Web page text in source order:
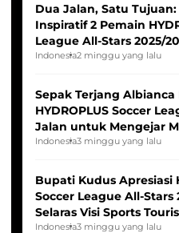
Dua Jalan, Satu
Inspiratif 2 Pemain
League All-Stars 2025/
Seleksi Timnas
Indonesia2 minggu yang lalu
Sepak Terjang Albianca
HYDROPLUS Soccer
Jalan untuk Mengejar
Indonesia Putri
Indonesia3 minggu yang lalu
Bupati Kudus Apresiasi
Soccer League All-Stars
Selaras Visi Sports
Indonesia3 minggu yang lalu